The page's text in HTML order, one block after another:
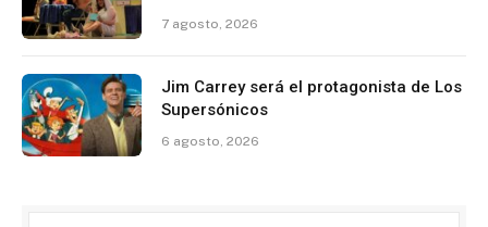
7 agosto, 2026
Jim Carrey será el protagonista de Los
Supersónicos
6 agosto, 2026